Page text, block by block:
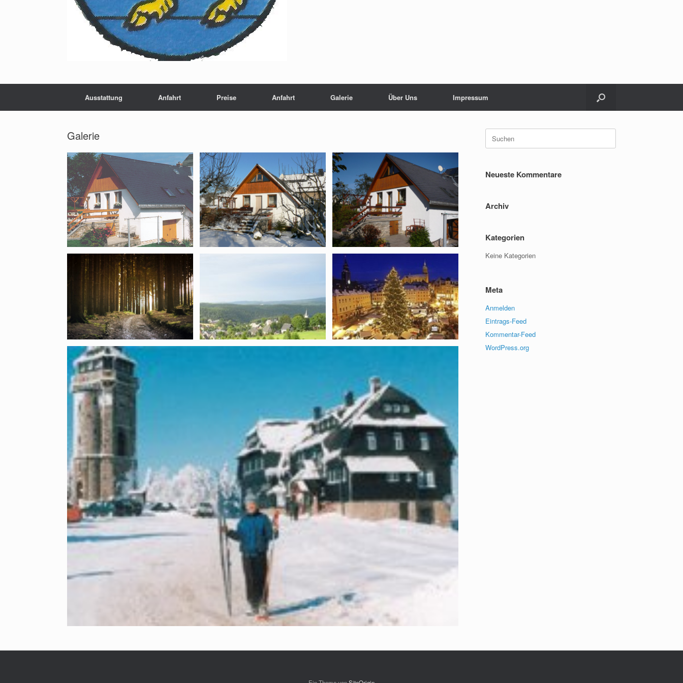
Ausstattung Anfahrt Preise Anfahrt Galerie Über Uns Impressum
Galerie
Suche
nach:
Neueste Kommentare
Archiv
Kategorien
Keine Kategorien
Meta
Anmelden
Eintrags-Feed
Kommentar-Feed
WordPress.org